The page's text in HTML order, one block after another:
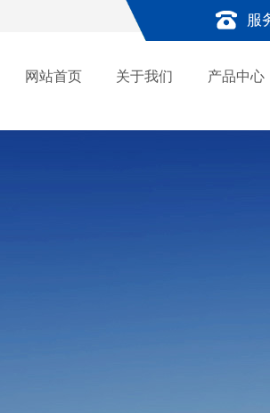
服
网站首页 关于我们 产品中心